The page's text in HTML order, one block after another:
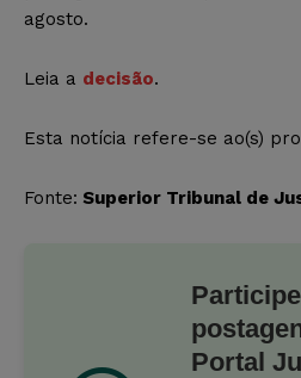
agosto.
Leia a decisão.
Esta notícia refere-se ao(s)
Fonte: Superior Tribunal de
Portal